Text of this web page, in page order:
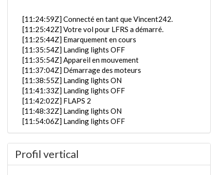
[11:24:59Z] Connecté en tant que Vincent242.
[11:25:42Z] Votre vol pour LFRS a démarré.
[11:25:44Z] Emarquement en cours
[11:35:54Z] Landing lights OFF
[11:35:54Z] Appareil en mouvement
[11:37:04Z] Démarrage des moteurs
[11:38:55Z] Landing lights ON
[11:41:33Z] Landing lights OFF
[11:42:02Z] FLAPS 2
[11:48:32Z] Landing lights ON
[11:54:06Z] Landing lights OFF
[11:54:08Z] Coupure des moteurs
[12:11:01Z] Démarrage des moteurs
[12:19:31Z] Coupure des moteurs
Profil vertical